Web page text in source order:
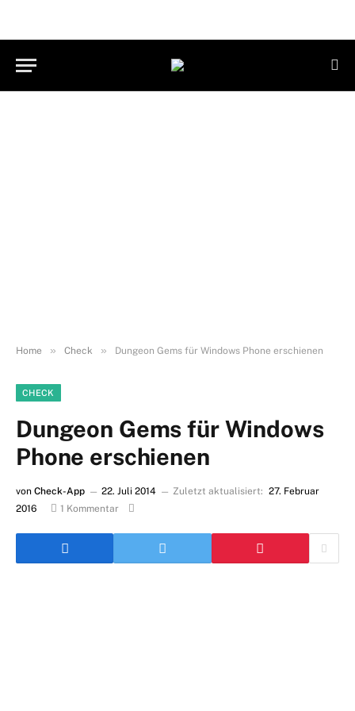
Home » Check » Dungeon Gems für Windows Phone erschienen
CHECK
Dungeon Gems für Windows
Phone erschienen
von Check-App 22. Juli 2014 Zuletzt aktualisiert: 27. Februar
2016
1 Kommentar